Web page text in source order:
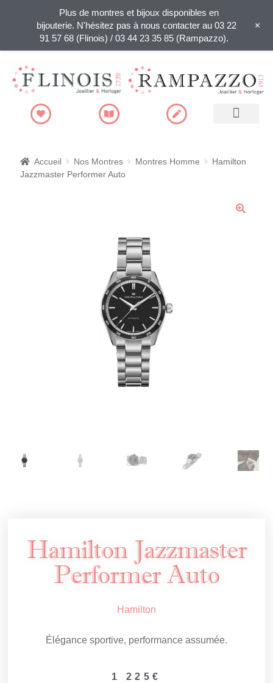
Accueil Nos Montres Montres Homme
Hamilton
Jazzmaster Performer Auto
Hamilton Jazzmaster
Performer Auto
Hamilton
Élégance sportive, performance assumée.
1 225€
Plus de montres et bijoux disponibles en
bijouterie. N'hésitez pas à nous contacter au 03 22
91 57 68 (Flinois) / 03 44 23 35 85 (Rampazzo).
+